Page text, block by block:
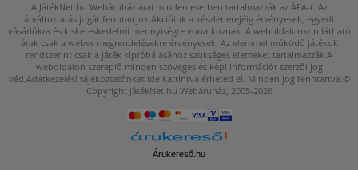
A JátékNet.hu Webáruház árai minden esetben tartalmazzák az ÁFÁ-t. Az
árváltoztatás jogát fenntartjuk.Akcióink a készlet erejéig érvényesek, egyedi
vásárlókra és kiskereskedelmi mennyiségre vonatkoznak. A weboldalunkon látható
árak csak a webes megrendelésekre érvényesek. Az elemmel működő játékok
rendszerint csak a játék kipróbálásához szükséges elemeket tartalmazzák.A
weboldalon szereplő minden szöveges és képi információt szerzői jog
véd.Adatkezelési tájékoztatónkat ide kattintva érheted el. Minden jog fenntartva.©
Copyright JátékNet.hu Webáruház, 2005-2026
Árukereső.hu